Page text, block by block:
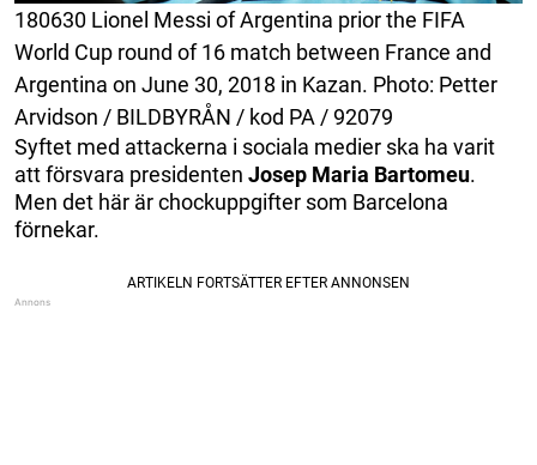
180630 Lionel Messi of Argentina prior the FIFA
World Cup round of 16 match between France and
Argentina on June 30, 2018 in Kazan. Photo: Petter
Arvidson / BILDBYRÅN / kod PA / 92079
Syftet med attackerna i sociala medier ska ha varit
att försvara presidenten Josep Maria Bartomeu.
Men det här är chockuppgifter som Barcelona
förnekar.